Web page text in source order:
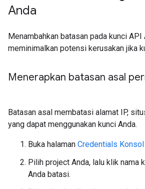
Anda
Menambahkan batasan pada kunci API
meminimalkan potensi kerusakan jika
Menerapkan batasan asal
Batasan asal membatasi alamat IP,
yang dapat menggunakan kunci Anda.
Buka halaman Credentials
Pilih project Anda, lalu klik nama
Anda batasi.